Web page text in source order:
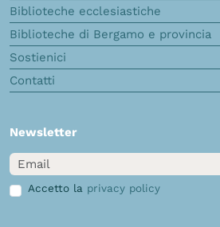
Biblioteche ecclesiastiche
Biblioteche di Bergamo e provincia
Sostienici
Contatti
Newsletter
Email
Accetto la privacy policy